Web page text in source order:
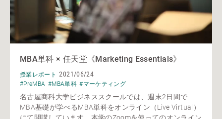
MBA単科 × 任天堂《Marketing Essentials》
授業レポート 2021/06/24
#PreMBA #MBA単科 #マーケティング
名古屋商科大学ビジネススクールでは、週末2日間で
MBA基礎が学べるMBA単科をオンライン（Live Virtual）